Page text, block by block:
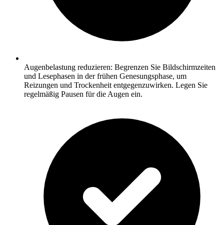
Augenbelastung reduzieren: Begrenzen Sie Bildschirmzeiten
und Lesephasen in der frühen Genesungsphase, um
Reizungen und Trockenheit entgegenzuwirken. Legen Sie
regelmäßig Pausen für die Augen ein.